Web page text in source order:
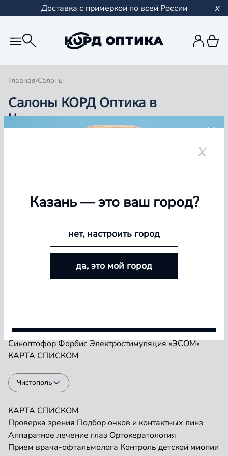
Доставка с примеркой по всей России
Главная Салоны
Салоны КОРД Оптика в
Чистополе
салонов в Казани и Республике Татарстан, Самаре,
Аппаратное лечение глаз Ортокератология
Прием врача-офтальмологаКонтроль детской миопии
Магнитотерапия «АМО-АТОС»Макулотестер
СиноптофорФорбисЭлектростимуляция «ЭСОМ»
КАРТА СПИСКОМ
Чистополь
КАРТА СПИСКОМ
Проверка зрения Подбор очков и контактных линз
Аппаратное лечение глаз Ортокератология
Прием врача-офтальмолога Контроль детской миопии
БОЛЬШЕ ЛИНЗ — БОЛЬШЕ СКИДКА
Покупайте контактные линзы Airway и увеличивайте
размер скидки — от 5% до 15%
Казань— это ваш город?
нет, настроить город
да, это мой город